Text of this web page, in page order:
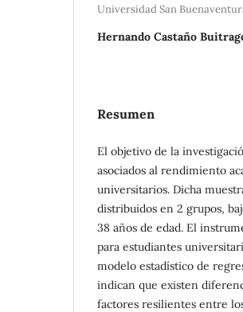
Universidad San
Hernando Castaño
Resumen
El objetivo de la
asociados al rendimiento
universitarios. Dicha
distribuidos en 2 grupos,
38 años de edad. El
para estudiantes
modelo estadístico de
indican que existen
factores resilientes entre